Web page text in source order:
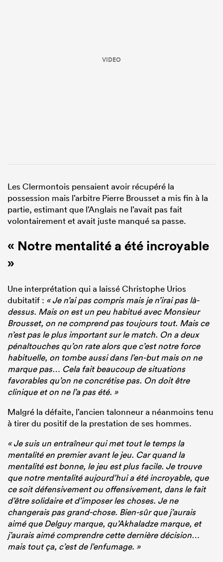
VIDEO
Les Clermontois pensaient avoir récupéré la
possession mais l’arbitre Pierre Brousset a mis fin à la
partie, estimant que l’Anglais ne l’avait pas fait
volontairement et avait juste manqué sa passe.
« Notre mentalité a été incroyable
»
Une interprétation qui a laissé Christophe Urios
dubitatif : « Je n’ai pas compris mais je n’irai pas là-
dessus. Mais on est un peu habitué avec Monsieur
Brousset, on ne comprend pas toujours tout. Mais ce
n’est pas le plus important sur le match. On a deux
pénaltouches qu’on rate alors que c’est notre force
habituelle, on tombe aussi dans l’en-but mais on ne
marque pas… Cela fait beaucoup de situations
favorables qu’on ne concrétise pas. On doit être
clinique et on ne l’a pas été. »
Malgré la défaite, l’ancien talonneur a néanmoins tenu
à tirer du positif de la prestation de ses hommes.
« Je suis un entraîneur qui met tout le temps la
mentalité en premier avant le jeu. Car quand la
mentalité est bonne, le jeu est plus facile. Je trouve
que notre mentalité aujourd’hui a été incroyable, que
ce soit défensivement ou offensivement, dans le fait
d’être solidaire et d’imposer les choses. Je ne
changerais pas grand-chose. Bien-sûr que j’aurais
aimé que Delguy marque, qu’Akhaladze marque, et
j’aurais aimé comprendre cette dernière décision…
mais tout ça, c’est de l’enfumage. »